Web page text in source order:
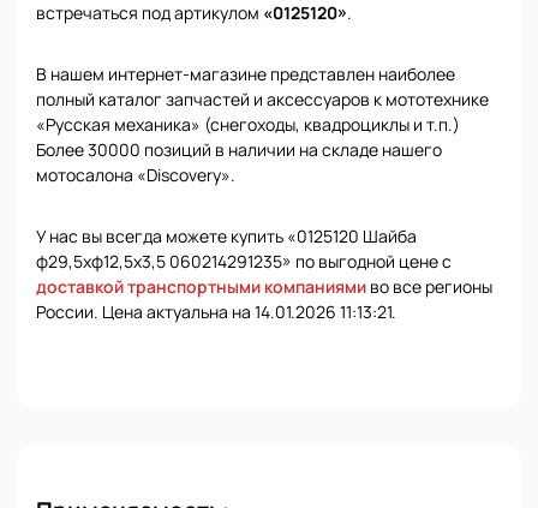
встречаться под артикулом «0125120».
В нашем интернет-магазине представлен наиболее
полный каталог запчастей и аксессуаров к мототехнике
«Русская механика» (снегоходы, квадроциклы и т.п.)
Более 30000 позиций в наличии на складе нашего
мотосалона «Discovery».
У нас вы всегда можете купить «0125120 Шайба
ф29,5хф12,5х3,5 060214291235» по выгодной цене с
доставкой транспортными компаниями во все регионы
России. Цена актуальна на 14.01.2026 11:13:21.